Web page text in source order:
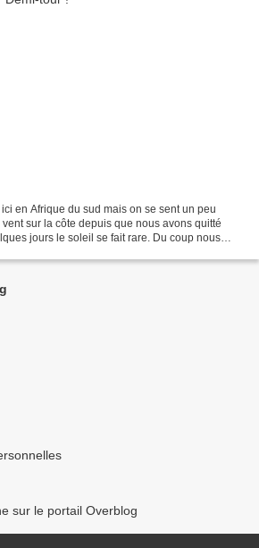
en Afrique du sud mais on se sent un peu
sur la côte depuis que nous avons quitté
jours le soleil se fait rare. Du coup nous
sur le portail Overblog